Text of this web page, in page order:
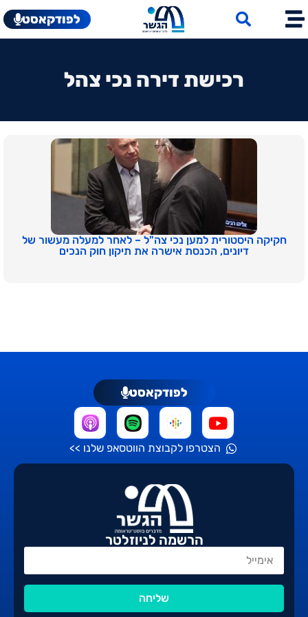
לפודקאסט
רכישת דירה נכי צהל
חקיקה היסטורית למען נכי צה"ל – לאחר למעלה מעשור של
דיונים, הכנסת אישרה את תיקון חוק הנכים
לפודקאסט
הצטרפו לקבוצת הווטסאפ שלנו >>
הרשמה לניוזלטר
שליחה